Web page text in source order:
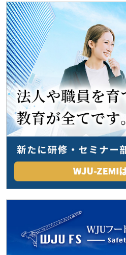
ゲ
ー
シ
ョ
ン